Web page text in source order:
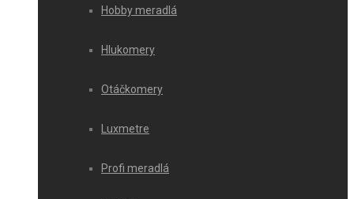
Hobby meradlá
Hlukomery
Otáčkomery
Luxmetre
Profi meradlá